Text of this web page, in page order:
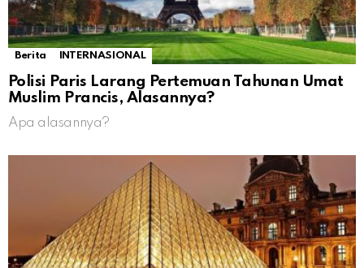
Berita INTERNASIONAL
Polisi Paris Larang Pertemuan Tahunan Umat
Muslim Prancis, Alasannya?
Apa alasannya?